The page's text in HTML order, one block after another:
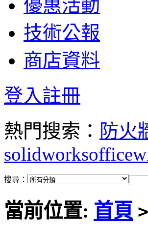
優惠活動
技術公報
商店資料
登入註冊
熱門搜索： 防火
solidworksoffice
搜尋：
當前位置: 首頁 >